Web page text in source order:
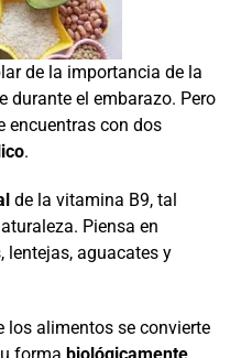
de la importancia de la
durante el embarazo. Pero
encuentras con dos
.
de la vitamina B9, tal
Piensa en
lentejas, aguacates y
los alimentos se convierte